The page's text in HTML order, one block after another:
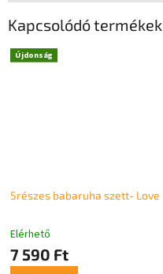
Kapcsolódó termékek
Újdonság
5részes babaruha szett- Love
Elérhető
7 590 Ft